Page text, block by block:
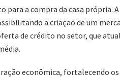
a compra da casa própria.
a criação de um
de crédito no setor, que
econômica, fortalecendo